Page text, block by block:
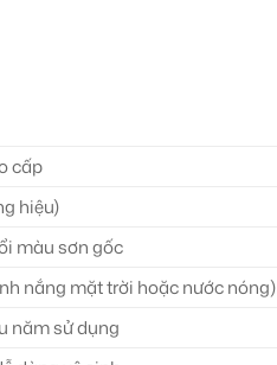
cấp
hiệu)
màu sơn gốc
nắng mặt trời hoặc nước nóng)
năm sử dụng